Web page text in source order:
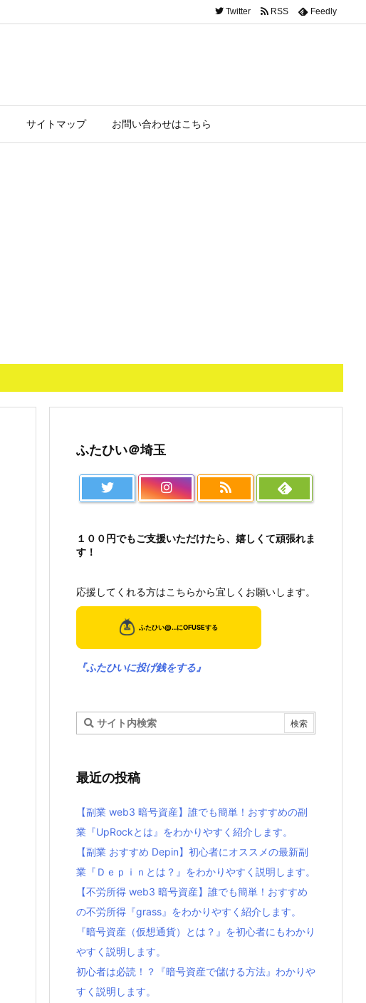
サイトマップ お問い合わせはこちら
Twitter RSS Feedly
ふたひい＠埼玉
１００円でもご支援いただけたら、嬉しくて頑張れま
す！
応援してくれる方はこちらから宜しくお願いします。
『ふたひいに投げ銭をする』
最近の投稿
【副業 web3 暗号資産】誰でも簡単！おすすめの副
業『UpRockとは』をわかりやすく紹介します。
【副業 おすすめ Depin】初心者にオススメの最新副
業『Ｄｅｐｉｎとは？』をわかりやすく説明します。
【不労所得 web3 暗号資産】誰でも簡単！おすすめ
の不労所得『grass』をわかりやすく紹介します。
『暗号資産（仮想通貨）とは？』を初心者にもわかり
やすく説明します。
初心者は必読！？『暗号資産で儲ける方法』わかりや
すく説明します。